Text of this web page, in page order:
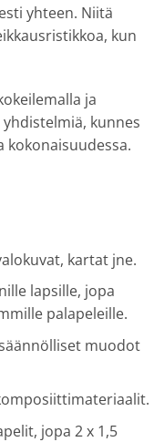
yhteen. Niitä
kun
ja
kunnes
kokonaisuudessa.
kartat jne.
lapsille, jopa
palapeleille.
muodot
jopa 2 x 1,5